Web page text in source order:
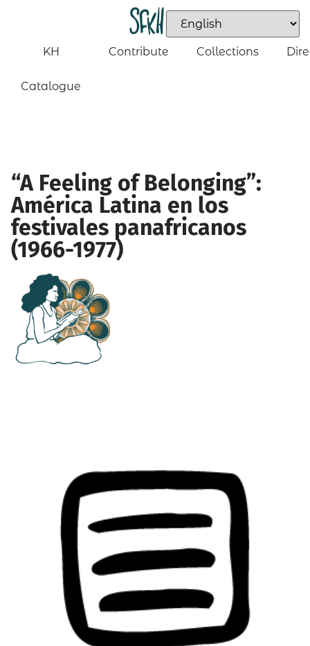
KH
Catalogue
Contribute Collections
“A Feeling of Belonging”:
América Latina en los
festivales panafricanos
(1966-1977)